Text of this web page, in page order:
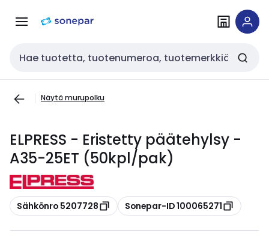
navigointiinsisältöön
Haku
Näytä murupolku
ELPRESS - Eristetty päätehylsy -
A35-25ET (50kpl/pak)
Kopioi
Sähkönro 5207728 Kopioi
Sonepar-ID 100065271